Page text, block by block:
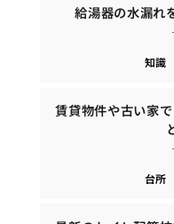
給湯器の水漏れ
知識
賃貸物件や古い家
台所